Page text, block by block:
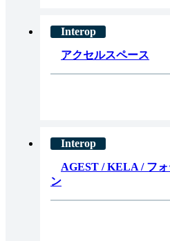
アクセルスペース
AGEST / KELA / フ
ン